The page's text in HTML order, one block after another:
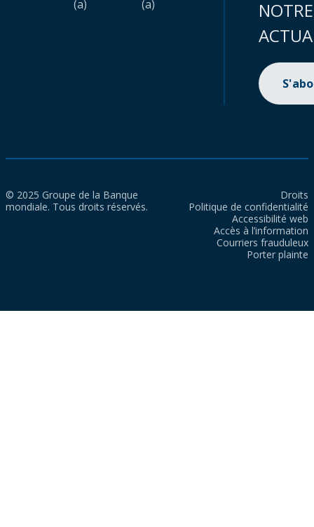
(a)
(a)
NOTRE
© 2025 Groupe de la Banque
mondiale. Tous droits réservés.
Droits
Politique de confidentialité
Accessibilité web
Accès à l’information
Courriers frauduleux
Porter plainte